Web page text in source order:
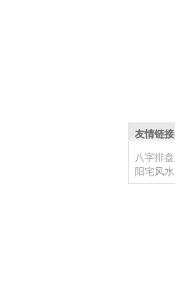
友情链接
八字排盘
阳宅风水